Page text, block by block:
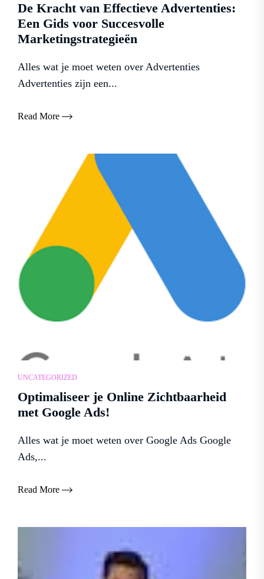
De Kracht van Effectieve Advertenties:
Een Gids voor Succesvolle
Marketingstrategieën
Alles wat je moet weten over Advertenties
Advertenties zijn een...
Read More
UNCATEGORIZED
Optimaliseer je Online Zichtbaarheid
met Google Ads!
Alles wat je moet weten over Google Ads Google
Ads,...
Read More